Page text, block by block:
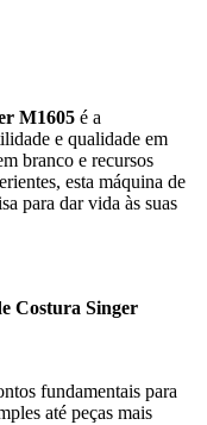
M1605 é a
e qualidade em
branco e recursos
esta máquina de
para dar vida às suas
Costura Singer
fundamentais para
até peças mais